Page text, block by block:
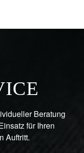
Beratung
für Ihren
Auftritt.